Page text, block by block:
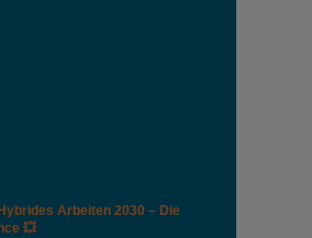
Arbeiten 2030 – Die
💥